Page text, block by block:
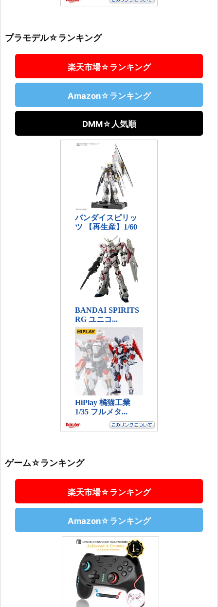
プラモデル☆ランキング
楽天市場☆ランキング
Amazon☆ランキング
DMM☆人気順
ゲーム☆ランキング
楽天市場☆ランキング
Amazon☆ランキング